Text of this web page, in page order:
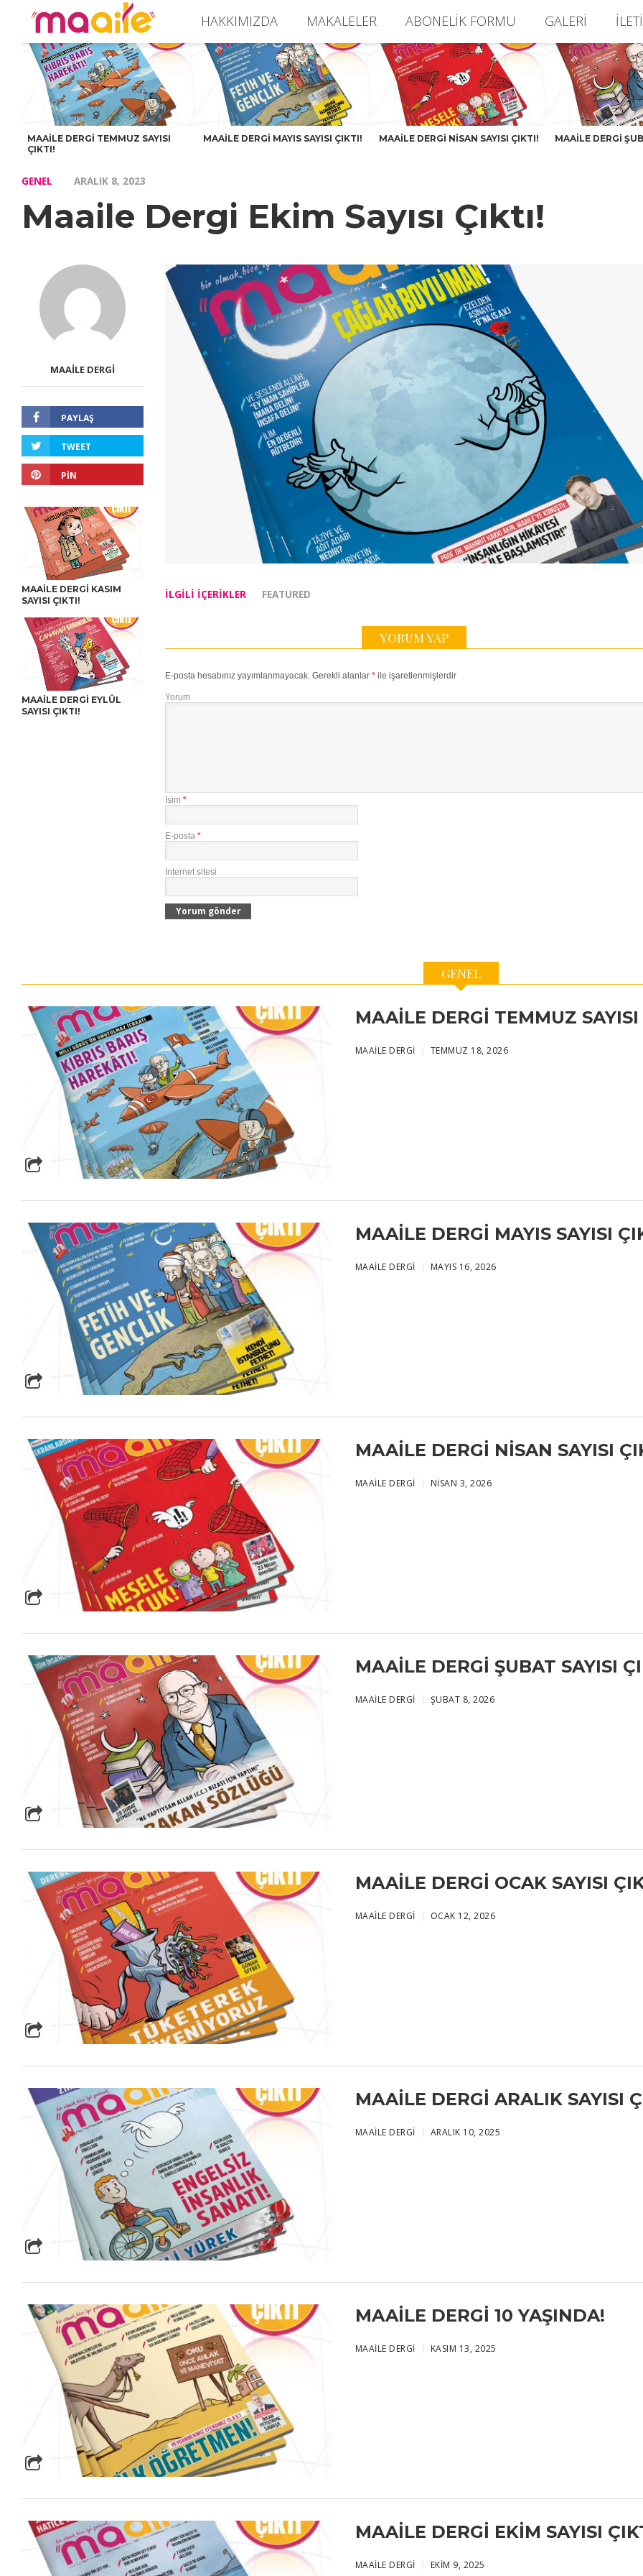
HAKKIMIZDA MAKALELER ABONELIK FORMU GALERI
MAAILE DERGI TEMMUZ SAYISI
ÇIKTI!
MAAILE DERGI MAYIS SAYISI ÇIKTI! MAAILE DERGI NISAN SAYISI ÇIKTI! MAAILE DERGI
GENEL ARALIK 8, 2023
Maaile Dergi Ekim Sayısı Çıktı!
MAAILE DERGI
PAYLAŞ
TWEET
PIN
MAAILE DERGI KASIM
SAYISI ÇIKTI!
MAAILE DERGI EYLÜL
SAYISI ÇIKTI!
İLGILI IÇERIKLER FEATURED
YORUM YAP
E-posta hesabınız yayımlanmayacak. Gerekli alanlar * ile işaretlenmişlerdir
Yorum
İsim *
E-posta *
İnternet sitesi
GENEL
MAAILE DERGI TEMMUZ
MAAILE DERGI TEMMUZ 18, 2026
MAAILE DERGI MAYIS SAYISI
MAAILE DERGI MAYIS 16, 2026
MAAILE DERGI NISAN SAYISI
MAAILE DERGI NISAN 3, 2026
MAAILE DERGI ŞUBAT SAYISI
MAAILE DERGI ŞUBAT 8, 2026
MAAILE DERGI OCAK SAYISI
MAAILE DERGI OCAK 12, 2026
MAAILE DERGI ARALIK SAYISI
MAAILE DERGI ARALIK 10, 2025
MAAILE DERGI 10 YAŞINDA!
MAAILE DERGI KASIM 13, 2025
MAAILE DERGI EKIM SAYISI
MAAILE DERGI EKIM 9, 2025